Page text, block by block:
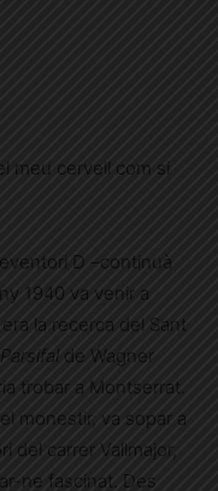
meu cervell com si
D –continuà
1940 va venir a
la recerca del Sant
Parsifal de Wagner
trobar a Montserrat.
monestir, va sopar a
del carrer Vallmajor,
ne fascinat. Des